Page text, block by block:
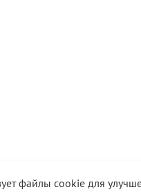
файлы cookie для